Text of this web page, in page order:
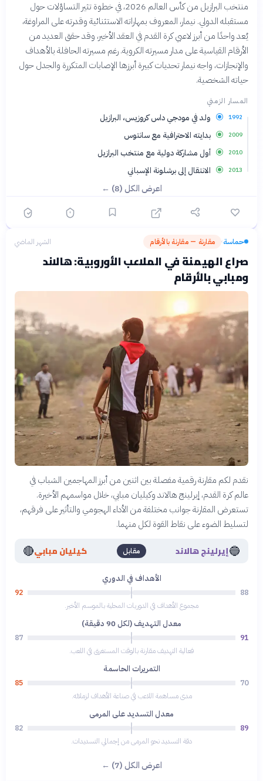
منتخب البرازيل من كأس العالم 2026، في خطوة تثير التساؤلات حول
مستقبله الدولي. نيمار، المعروف بمهاراته الاستثنائية وقدرته على المراوغة،
يُعد واحدًا من أبرز لاعبي كرة القدم في العقد الأخير، وقد حقق العديد من
الأرقام القياسية على مدار مسيرته الكروية. رغم مسيرته الحافلة بالأهداف
والإنجازات، واجه نيمار تحديات كبيرة أبرزها الإصابات المتكررة والجدل حول
حياته الشخصية.
المسار الزمني
1992 ولد في مودجي داس كروزيس، البرازيل
2009 بدايته الاحترافية مع سانتوس
2010 أول مشاركة دولية مع منتخب البرازيل
2013 الانتقال إلى برشلونة الإسباني
اعرض الكل (8) ←
حماسة› مقارنة — مقارنة بالأرقام الشهر الماضي
صراع الهيمنة في الملاعب الأوروبية: هالاند
ومبابي بالأرقام
نقدم لكم مقارنة رقمية مفصلة بين اثنين من أبرز المهاجمين الشباب في
عالم كرة القدم، إيرلينج هالاند وكيليان مبابي، خلال مواسمهم الأخيرة.
تستعرض المقارنة جوانب مختلفة من الأداء الهجومي والتأثير على فرقهم،
لتسليط الضوء على نقاط القوة لكل منهما.
🔵إيرلينج هالاند مقابل كيليان مبابي🔴
الأهداف في الدوري
88
92
مجموع الأهداف في الدوريات المحلية بالموسم الأخير.
معدل التهديف (لكل 90 دقيقة)
91
87
فعالية التهديف مقارنة بالوقت المستغرق في اللعب.
التمريرات الحاسمة
70
85
مدى مساهمة اللاعب في صناعة الأهداف لزملائه.
معدل التسديد على المرمى
89
82
دقة التسديد نحو المرمى من إجمالي التسديدات.
اعرض الكل (7) ←